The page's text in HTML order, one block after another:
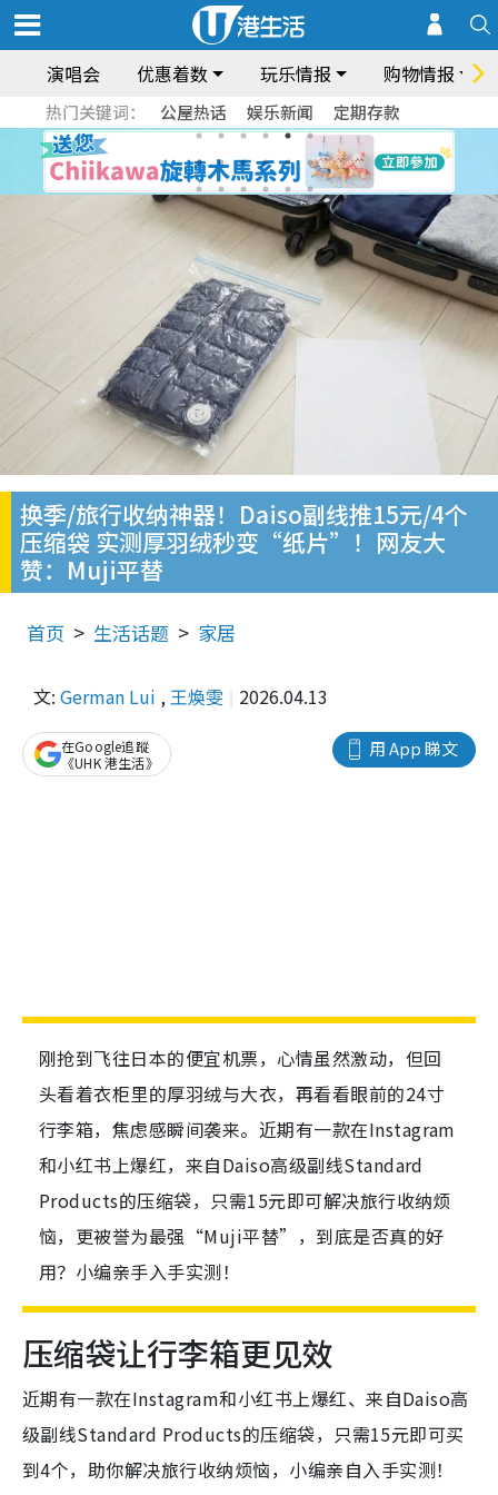
演唱会 优惠着数 玩乐情报 购物情报
热门关键词： 公屋热话 娱乐新闻 定期存款
换季/旅行收纳神器！Daiso副线推15元/4个
压缩袋 实测厚羽绒秒变“纸片”！网友大
赞：Muji平替
首页 生活话题 家居
文: German Lui ,王煥雯 2026.04.13
用 App 睇文
在Google追蹤
《UHK 港生活》
刚抢到飞往日本的便宜机票，心情虽然激动，但回
头看着衣柜里的厚羽绒与大衣，再看看眼前的24寸
行李箱，焦虑感瞬间袭来。近期有一款在Instagram
和小红书上爆红，来自Daiso高级副线Standard
Products的压缩袋，只需15元即可解决旅行收纳烦
恼，更被誉为最强“Muji平替”，到底是否真的好
用？小编亲手入手实测！
压缩袋让行李箱更见效
近期有一款在Instagram和小红书上爆红、来自Daiso高
级副线Standard Products的压缩袋，只需15元即可买
到4个，助你解决旅行收纳烦恼，小编亲自入手实测！